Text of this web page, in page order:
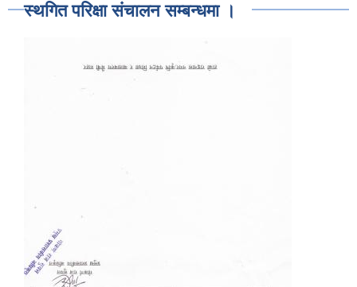
स्थगित परिक्षा संचालन सम्बन्धमा ।